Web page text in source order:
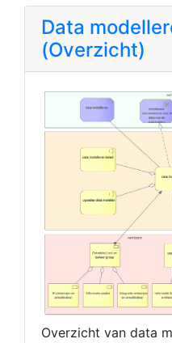
Data
(Overzicht)
Overzicht van data